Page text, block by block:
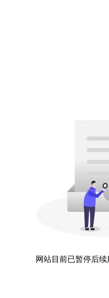
网站目前已暂停后续